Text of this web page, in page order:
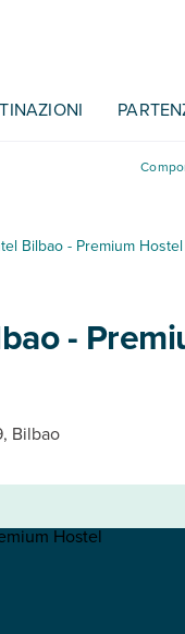
Bilbao - Premium Hostel
-
Bilbao